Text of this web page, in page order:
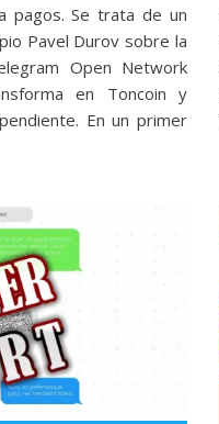
pagos. Se trata de un
Pavel Durov sobre la
Open Network
en Toncoin y
En un primer